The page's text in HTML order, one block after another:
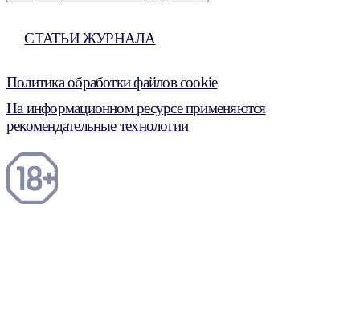
СТАТЬИ ЖУРНАЛА
Политика обработки файлов cookie
На информационном ресурсе применяются
рекомендательные технологии